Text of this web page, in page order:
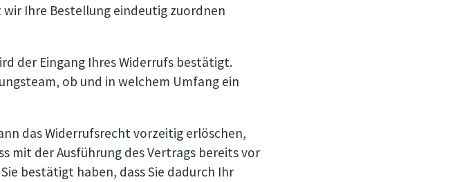
Ihre Bestellung eindeutig zuordnen
der Eingang Ihres Widerrufs bestätigt.
ob und in welchem Umfang ein
das Widerrufsrecht vorzeitig erlöschen,
mit der Ausführung des Vertrags bereits vor
bestätigt haben, dass Sie dadurch Ihr